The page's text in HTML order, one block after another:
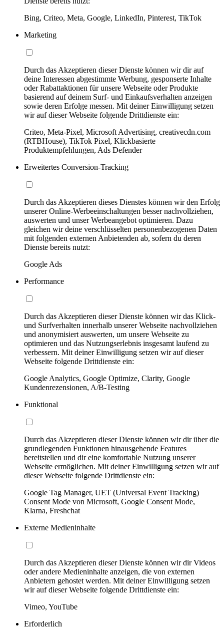
Bing, Criteo, Meta, Google, LinkedIn, Pinterest, TikTok
Marketing
Durch das Akzeptieren dieser Dienste können wir dir auf
deine Interessen abgestimmte Werbung, gesponserte Inhalte
oder Rabattaktionen für unsere Webseite oder Produkte
basierend auf deinem Surf- und Einkaufsverhalten anzeigen
sowie deren Erfolge messen. Mit deiner Einwilligung setzen
wir auf dieser Webseite folgende Drittdienste ein:
Criteo, Meta-Pixel, Microsoft Advertising, creativecdn.com
(RTBHouse), TikTok Pixel, Klickbasierte
Produktempfehlungen, Ads Defender
Erweitertes Conversion-Tracking
Durch das Akzeptieren dieses Dienstes können wir den Erfolg
unserer Online-Werbeeinschaltungen besser nachvollziehen,
auswerten und unser Werbeangebot optimieren. Dazu
gleichen wir deine verschlüsselten personenbezogenen Daten
mit folgenden externen Anbietenden ab, sofern du deren
Dienste bereits nutzt:
Google Ads
Performance
Durch das Akzeptieren dieser Dienste können wir das Klick-
und Surfverhalten innerhalb unserer Webseite nachvollziehen
und anonymisiert auswerten, um unsere Webseite zu
optimieren und das Nutzungserlebnis insgesamt laufend zu
verbessern. Mit deiner Einwilligung setzen wir auf dieser
Webseite folgende Drittdienste ein:
Google Analytics, Google Optimize, Clarity, Google
Kundenrezensionen, A/B-Testing
Funktional
Durch das Akzeptieren dieser Dienste können wir dir über die
grundlegenden Funktionen hinausgehende Features
bereitstellen und dir eine komfortable Nutzung unserer
Webseite ermöglichen. Mit deiner Einwilligung setzen wir auf
dieser Webseite folgende Drittdienste ein:
Google Tag Manager, UET (Universal Event Tracking)
Consent Mode von Microsoft, Google Consent Mode,
Klarna, Freshchat
Externe Medieninhalte
Durch das Akzeptieren dieser Dienste können wir dir Videos
oder andere Medieninhalte anzeigen, die von externen
Anbietern gehostet werden. Mit deiner Einwilligung setzen
wir auf dieser Webseite folgende Drittdienste ein:
Vimeo, YouTube
Erforderlich